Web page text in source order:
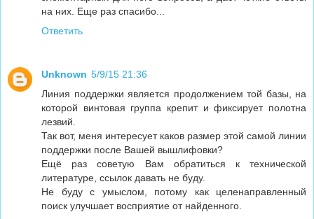
на них. Еще раз спасибо...
Ответить
Unknown 5/9/15 21:36
Линия поддержки является продолжением той базы, на
которой винтовая группа крепит и фиксирует полотна
лезвий.
Так вот, меня интересует каков размер этой самой линии
поддержки после Вашей вышлифовки?
Ещё раз советую Вам обратиться к технической
литературе, ссылок давать не буду.
Не буду с умыслом, потому как целенаправленный
поиск улучшает восприятие от найденного.